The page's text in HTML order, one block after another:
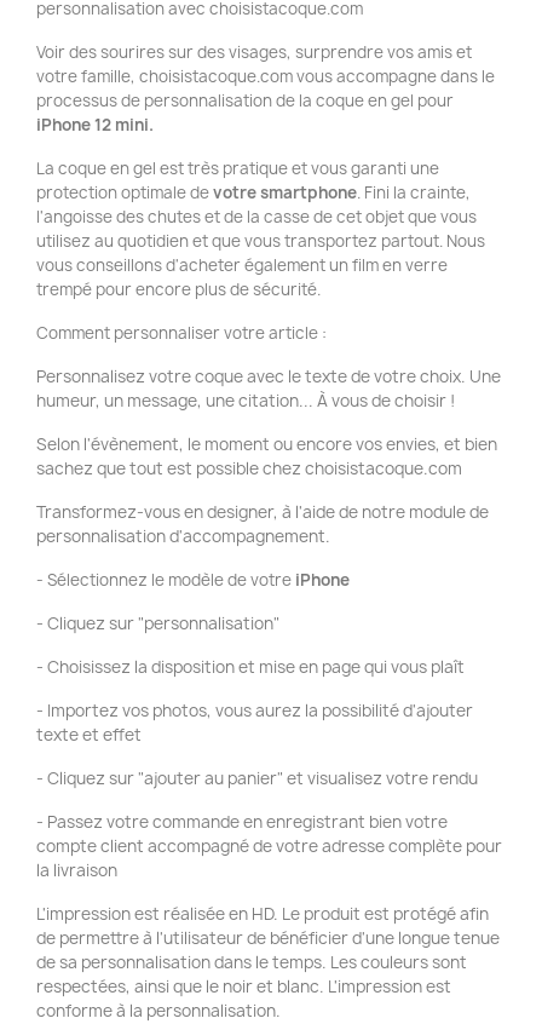
personnalisation avec choisistacoque.com
Voir des sourires sur des visages, surprendre vos amis et
votre famille, choisistacoque.com vous accompagne dans le
processus de personnalisation de la coque en gel pour
iPhone 12 mini.
La coque en gel est très pratique et vous garanti une
protection optimale devotre smartphone. Fini la crainte,
l'angoisse des chutes et de la casse de cet objet que vous
utilisez au quotidien et que vous transportez partout. Nous
vous conseillons d'acheter également un film en verre
trempé pour encore plus de sécurité.
Comment personnaliser votre article :
Personnalisez votre coque avec le texte de votre choix. Une
humeur, un message, une citation... À vous de choisir !
Selon l'évènement, le moment ou encore vos envies, et bien
sachez que tout est possible chez choisistacoque.com
Transformez-vous en designer, à l'aide de notre module de
personnalisation d'accompagnement.
- Sélectionnez le modèle de votre iPhone
- Cliquez sur "personnalisation"
- Choisissez la disposition et mise en page qui vous plaît
- Importez vos photos, vous aurez la possibilité d'ajouter
texte et effet
- Cliquez sur "ajouter au panier" et visualisez votre rendu
- Passez votre commande en enregistrant bien votre
compte client accompagné de votre adresse complète pour
la livraison
L'impression est réalisée en HD. Le produit est protégé afin
de permettre à l'utilisateur de bénéficier d'une longue tenue
de sa personnalisation dans le temps. Les couleurs sont
respectées, ainsi que le noir et blanc. L'impression est
conforme à la personnalisation.